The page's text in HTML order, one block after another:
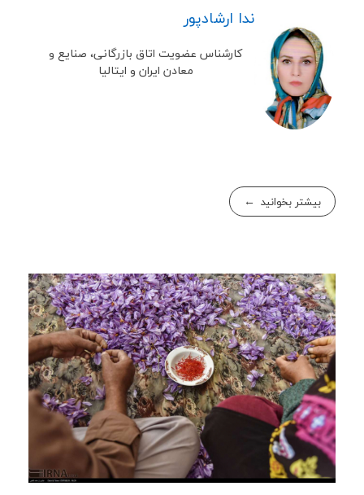
ندا ارشادپور
کارشناس عضویت اتاق بازرگانی، صنایع و
معادن ایران و ایتالیا
بیشتر بخوانید